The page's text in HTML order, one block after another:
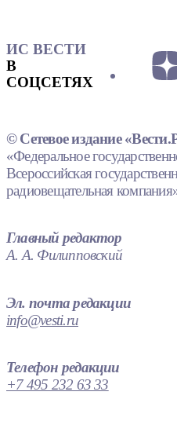
ИС ВЕСТИ
В
СОЦСЕТЯХ
© Сетевое издание
«Федеральное
Всероссийская
радиовещательная
Главный редактор
А. А. Филипповский
Эл. почта редакции
info@vesti.ru
Телефон редакции
+7 495 232 63 33